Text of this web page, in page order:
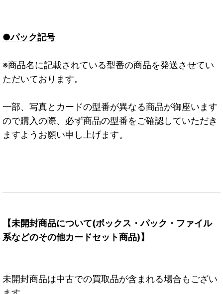
●パック記号
※商品名に記載されている型番の商品を発送させてい
ただいております。
一部、写真とカードの型番が異なる商品が御座います
ので購入の際、必ず商品の型番をご確認していただき
ますようお願い申し上げます。
【未開封商品について(ボックス・パック・ファイル
系などのその他カードセット商品)】
未開封商品は中古での買取品が含まれる場合もござい